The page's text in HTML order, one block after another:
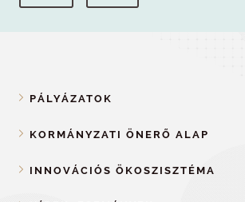
PÁLYÁZATOK
KORMÁNYZATI ÖNERŐ ALAP
INNOVÁCIÓS ÖKOSZISZTÉMA